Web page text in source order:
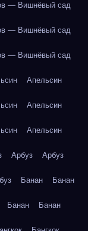
— Вишнёвый сад
— Вишнёвый сад
— Вишнёвый сад
Апельсин
Апельсин
Апельсин
Арбуз Арбуз
Банан Банан
Банан Банан